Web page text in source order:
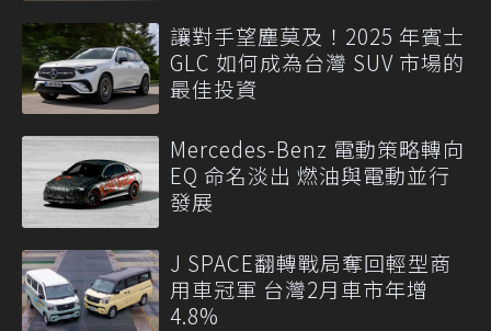
讓對手望塵莫及！2025 年賓士
GLC 如何成為台灣 SUV 市場的
最佳投資
Mercedes-Benz 電動策略轉向
EQ 命名淡出 燃油與電動並行
發展
J SPACE翻轉戰局奪回輕型商
用車冠軍 台灣2月車市年增
4.8%